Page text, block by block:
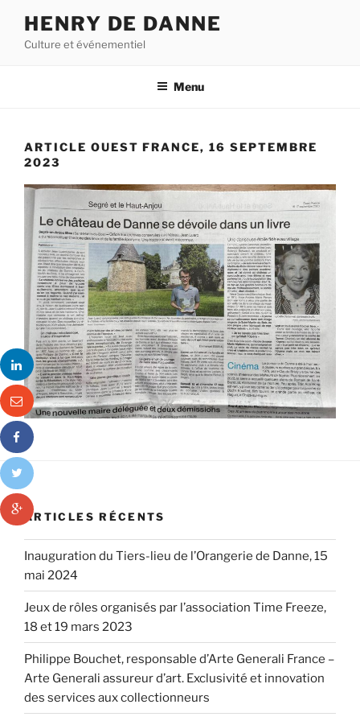
contenu
HENRY DE DANNE
Culture et événementiel
Menu
ARTICLE OUEST FRANCE, 16 SEPTEMBRE
2023
ARTICLES RÉCENTS
Inauguration du Tiers-lieu de l’Orangerie de Danne, 15
mai 2024
Jeux de rôles organisés par l’association Time Freeze,
18 et 19 mars 2023
Philippe Bouchet, responsable d’Arte Generali France –
Arte Generali assureur d’art. Exclusivité et innovation
des services aux collectionneurs